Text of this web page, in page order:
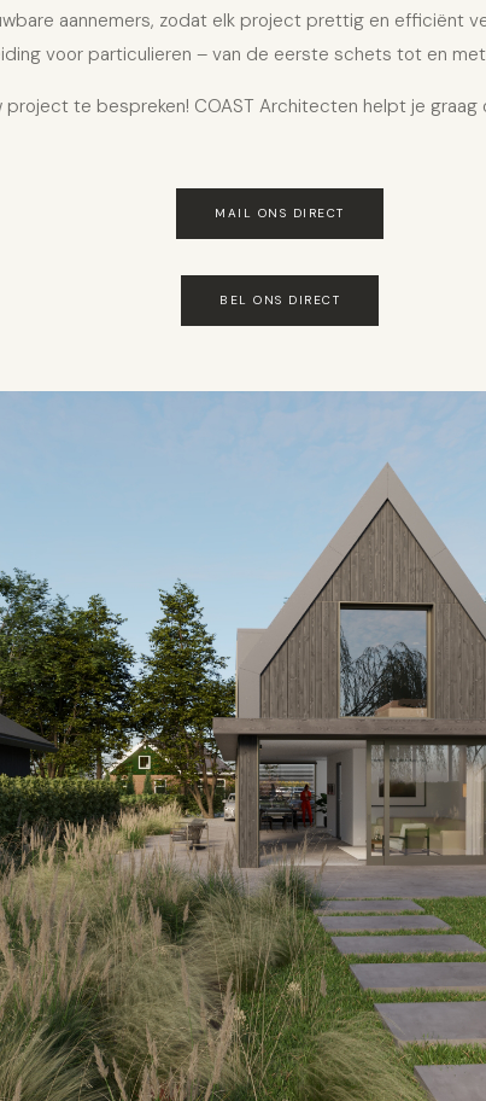
aannemers, zodat elk project prettig en efficiënt
voor particulieren – van de eerste schets tot en
te bespreken! COAST Architecten helpt je
MAIL ONS DIRECT
BEL ONS DIRECT